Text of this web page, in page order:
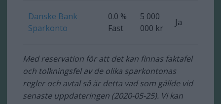
Danske Bank
Sparkonto
0.0 %
Fast
5 000
000 kr
Ja
Med reservation för att det kan finnas faktafel
och tolkningsfel av de olika sparkontonas
regler och avtal så är detta vad som gällde vid
senaste uppdateringen (2020-05-25). Vi kan